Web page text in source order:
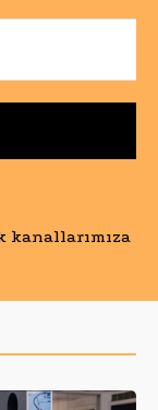
kanallarımıza